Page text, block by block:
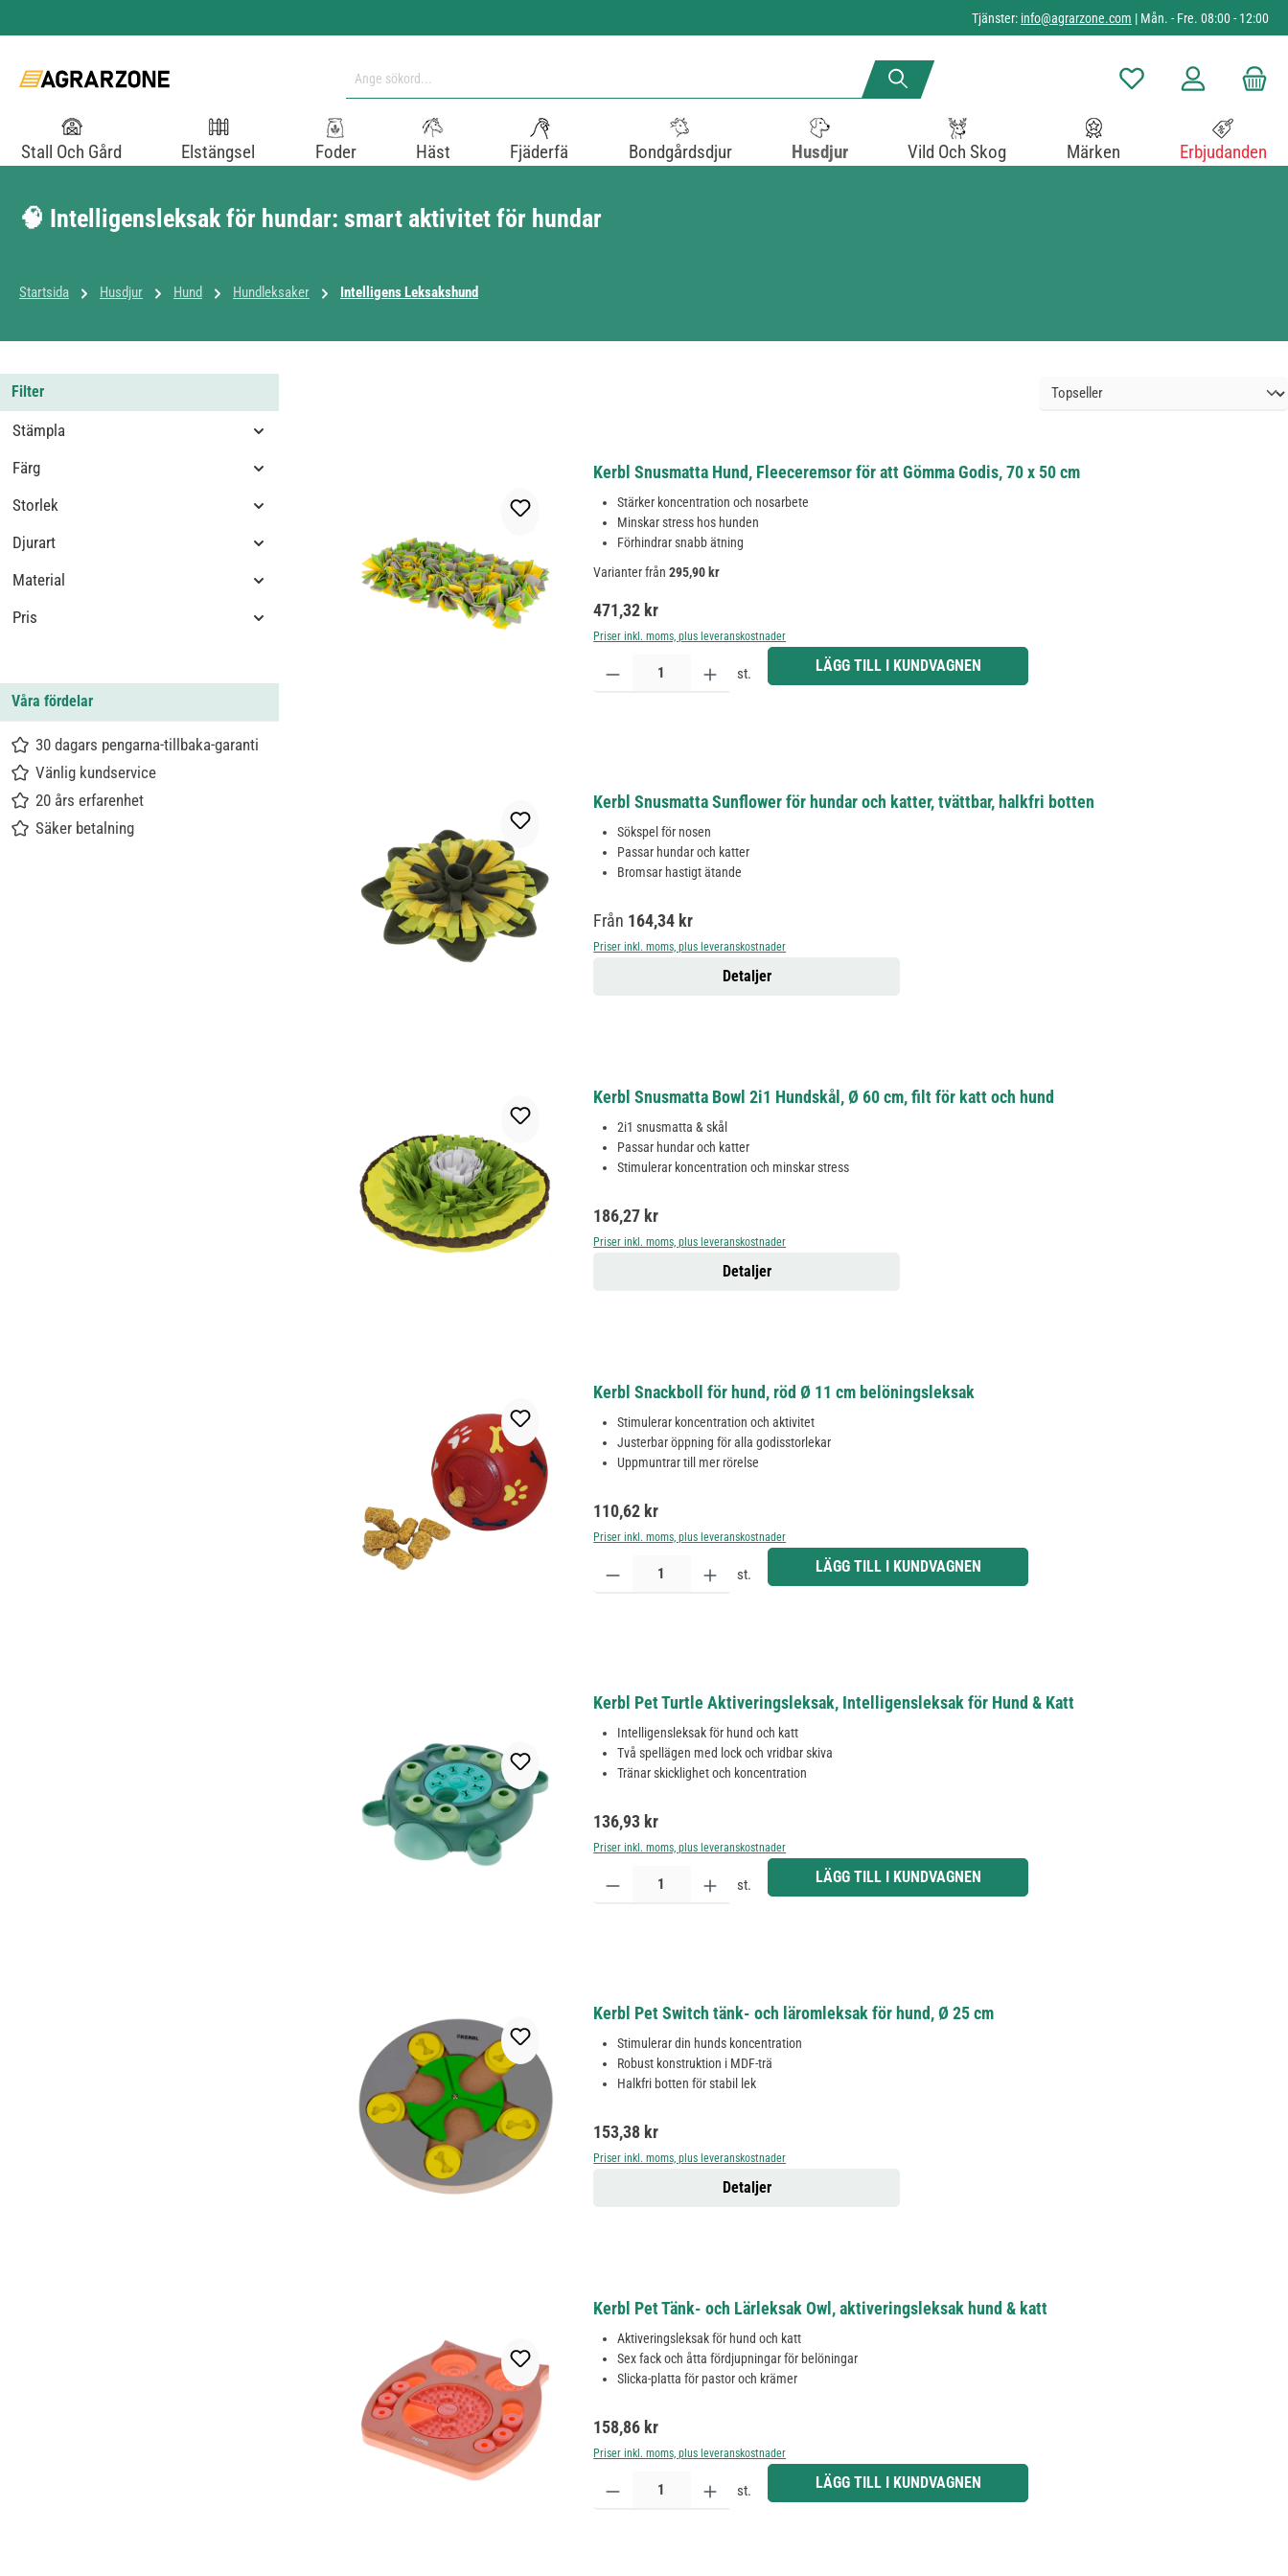
Tjänster: info@agrarzone.com | Mån. - Fre. 08:00 - 12:00
Du har 0 objekt i
Stall Och Gård Elstängsel Foder Häst Fjäderfä Bondgårdsdjur Husdjur Vild Och Skog Märken Erbjudanden
🧠 Intelligensleksak för hundar: smart aktivitet för hundar
Startsida Husdjur Hund Hundleksaker Intelligens Leksakshund
Filter
Stämpla
Färg
Storlek
Djurart
Material
Pris
Våra fördelar
30 dagars pengarna-tillbaka-garanti
Vänlig kundservice
20 års erfarenhet
Säker betalning
Kerbl Snusmatta Hund, Fleeceremsor för att Gömma Godis, 70 x 50 cm
Stärker koncentration och nosarbete
Minskar stress hos hunden
Förhindrar snabb ätning
Varianter från 295,90 kr
Ordinarie pris:
471,32 kr
Priser inkl. moms, plus leveranskostnader
Produktkvantitet: Ange önskat belopp eller använd knapparna för att öka eller minska kvantiteten.
st. LÄGG TILL I KUNDVAGNEN
Kerbl Snusmatta Sunflower för hundar och katter, tvättbar, halkfri botten
Sökspel för nosen
Passar hundar och katter
Bromsar hastigt ätande
Ordinarie pris:
Från 164,34 kr
Priser inkl. moms, plus leveranskostnader
Detaljer
Kerbl Snusmatta Bowl 2i1 Hundskål, Ø 60 cm, filt för katt och hund
2i1 snusmatta & skål
Passar hundar och katter
Stimulerar koncentration och minskar stress
Ordinarie pris:
186,27 kr
Priser inkl. moms, plus leveranskostnader
Detaljer
Kerbl Snackboll för hund, röd Ø 11 cm belöningsleksak
Stimulerar koncentration och aktivitet
Justerbar öppning för alla godisstorlekar
Uppmuntrar till mer rörelse
Ordinarie pris:
110,62 kr
Priser inkl. moms, plus leveranskostnader
Produktkvantitet: Ange önskat belopp eller använd knapparna för att öka eller minska kvantiteten.
st. LÄGG TILL I KUNDVAGNEN
Kerbl Pet Turtle Aktiveringsleksak, Intelligensleksak för Hund & Katt
Intelligensleksak för hund och katt
Två spellägen med lock och vridbar skiva
Tränar skicklighet och koncentration
Ordinarie pris:
136,93 kr
Priser inkl. moms, plus leveranskostnader
Produktkvantitet: Ange önskat belopp eller använd knapparna för att öka eller minska kvantiteten.
st. LÄGG TILL I KUNDVAGNEN
Kerbl Pet Switch tänk- och läromleksak för hund, Ø 25 cm
Stimulerar din hunds koncentration
Robust konstruktion i MDF-trä
Halkfri botten för stabil lek
Ordinarie pris:
153,38 kr
Priser inkl. moms, plus leveranskostnader
Detaljer
Kerbl Pet Tänk- och Lärleksak Owl, aktiveringsleksak hund & katt
Aktiveringsleksak för hund och katt
Sex fack och åtta fördjupningar för belöningar
Slicka-platta för pastor och krämer
Ordinarie pris:
158,86 kr
Priser inkl. moms, plus leveranskostnader
Produktkvantitet: Ange önskat belopp eller använd knapparna för att öka eller minska kvantiteten.
st. LÄGG TILL I KUNDVAGNEN